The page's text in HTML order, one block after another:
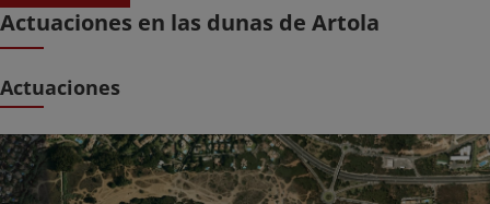
Actuaciones en las dunas de Artola
Actuaciones